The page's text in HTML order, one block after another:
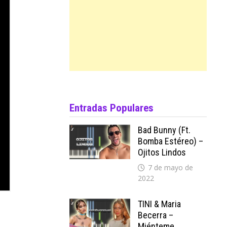
Entradas Populares
Bad Bunny (ft.
Bomba Estéreo) –
Ojitos Lindos
7 de mayo de
2022
TINI & Maria
Becerra –